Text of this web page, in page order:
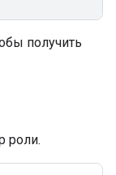
получить
роли.